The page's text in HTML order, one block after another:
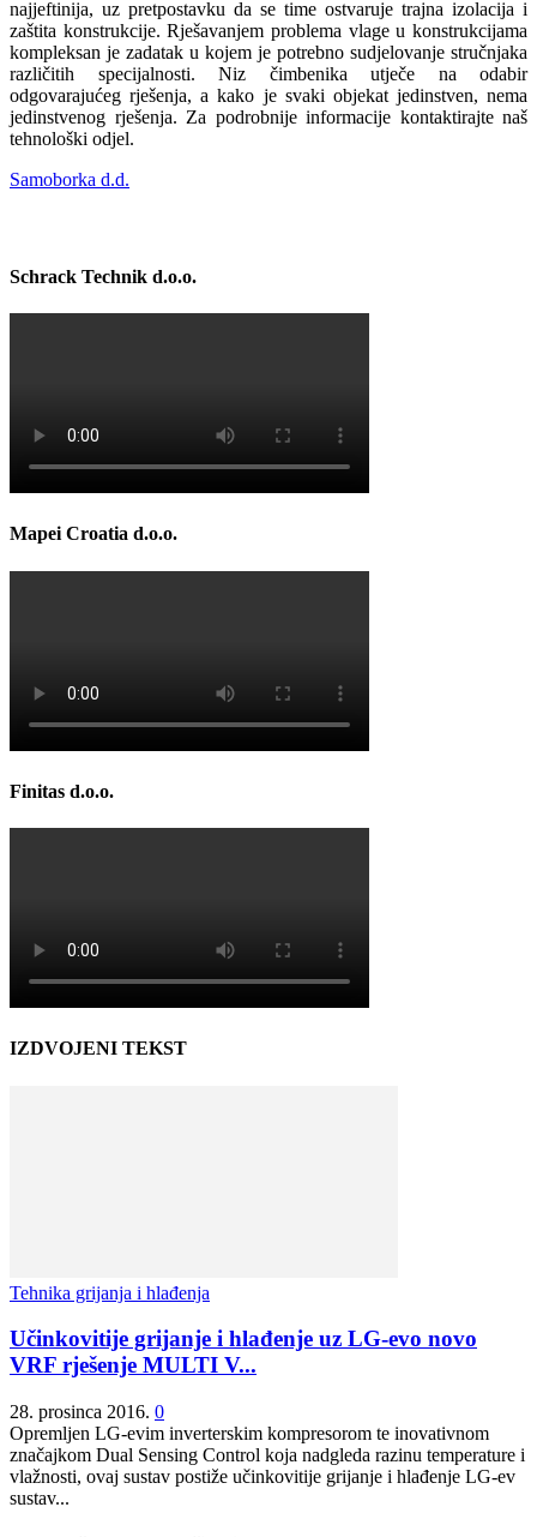
najjeftinija, uz pretpostavku da se time ostvaruje trajna izolacija i
zaštita konstrukcije. Rješavanjem problema vlage u konstrukcijama
kompleksan je zadatak u kojem je potrebno sudjelovanje stručnjaka
različitih specijalnosti. Niz čimbenika utječe na odabir
odgovarajućeg rješenja, a kako je svaki objekat jedinstven, nema
jedinstvenog rješenja. Za podrobnije informacije kontaktirajte naš
tehnološki odjel.
Samoborka d.d.
Schrack Technik d.o.o.
Mapei Croatia d.o.o.
Finitas d.o.o.
IZDVOJENI TEKST
Tehnika grijanja i hlađenja
Učinkovitije grijanje i hlađenje uz LG-evo novo
VRF rješenje MULTI V...
28. prosinca 2016. 0
Opremljen LG-evim inverterskim kompresorom te inovativnom
značajkom Dual Sensing Control koja nadgleda razinu temperature i
vlažnosti, ovaj sustav postiže učinkovitije grijanje i hlađenje LG-ev
sustav...